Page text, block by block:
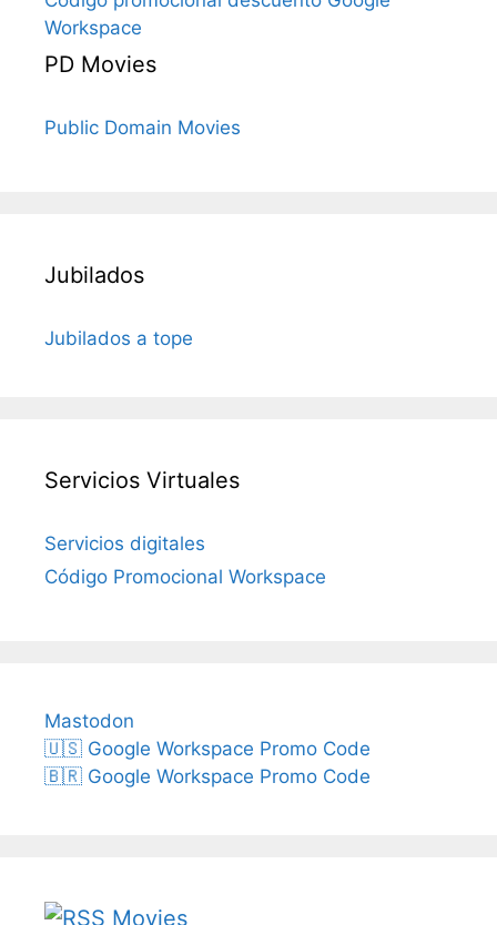
Workspace
PD Movies
Public Domain Movies
Jubilados
Jubilados a tope
Servicios Virtuales
Servicios digitales
Código Promocional Workspace
Mastodon
🇺🇸 Google Workspace Promo Code
🇧🇷 Google Workspace Promo Code
Movies